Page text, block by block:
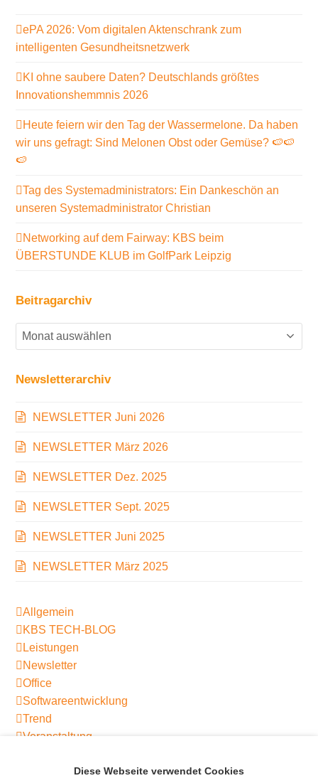
ePA 2026: Vom digitalen Aktenschrank zum
intelligenten Gesundheitsnetzwerk
KI ohne saubere Daten? Deutschlands größtes
Innovationshemmnis 2026
Heute feiern wir den Tag der Wassermelone. Da haben
wir uns gefragt: Sind Melonen Obst oder Gemüse? 🍉🍉
🍉
Tag des Systemadministrators: Ein Dankeschön an
unseren Systemadministrator Christian
Networking auf dem Fairway: KBS beim
ÜBERSTUNDE KLUB im GolfPark Leipzig
Beitragarchiv
Beitragarchiv
Newsletterarchiv
NEWSLETTER Juni 2026
NEWSLETTER März 2026
NEWSLETTER Dez. 2025
NEWSLETTER Sept. 2025
NEWSLETTER Juni 2025
NEWSLETTER März 2025
Allgemein
KBS TECH-BLOG
Leistungen
Newsletter
Office
Softwareentwicklung
Trend
Veranstaltung
Diese Webseite verwendet Cookies